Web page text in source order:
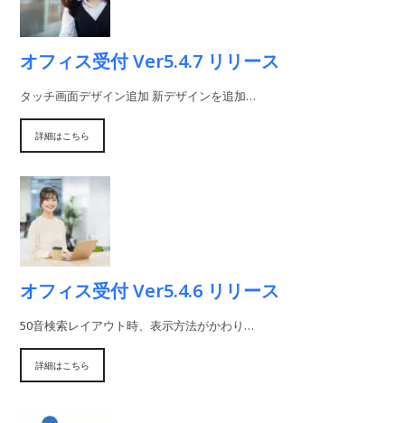
オフィス受付 Ver5.4.7 リリース
タッチ画面デザイン追加 新デザインを追加…
詳細はこちら
オフィス受付 Ver5.4.6 リリース
50音検索レイアウト時、表示方法がかわり…
詳細はこちら